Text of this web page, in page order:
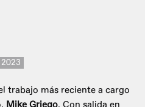
trabajo más reciente a cargo